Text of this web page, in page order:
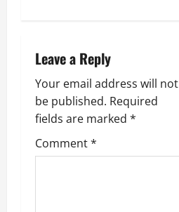
g
a
t
i
Leave a Reply
Your email address will not
be published. Required
fields are marked *
Comment*